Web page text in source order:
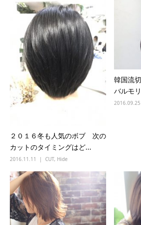
２０１６冬も人気のボブ 次の
カットのタイミングはど...
2016.11.11 CUT, Hide
韓国流
バルモ
2016.09.25